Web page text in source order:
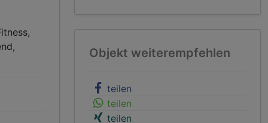
Objekt weiterempfehlen
teilen
teilen
teilen